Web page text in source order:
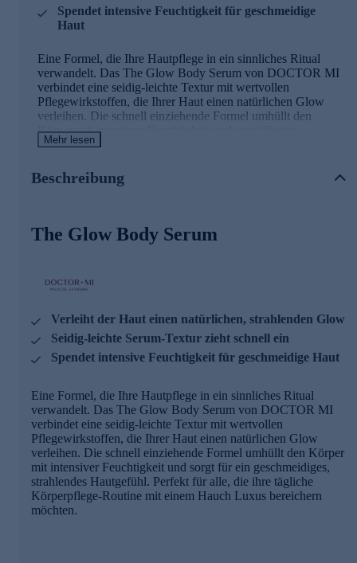
Spendet intensive Feuchtigkeit für geschmeidige
Haut
Eine Formel, die Ihre Hautpflege in ein sinnliches Ritual
verwandelt. Das The Glow Body Serum von DOCTOR MI
verbindet eine seidig-leichte Textur mit wertvollen
Pflegewirkstoffen, die Ihrer Haut einen natürlichen Glow
verleihen. Die schnell einziehende Formel umhüllt den
Körper mit intensiver Feuchtigkeit und sorgt für ein
geschmeidiges, strahlendes Hautgefühl. Perfekt für alle, die
bereichern möchten.
Mehr lesen
Beschreibung
The Glow Body Serum
Verleiht der Haut einen natürlichen, strahlenden Glow
Seidig-leichte Serum-Textur zieht schnell ein
Spendet intensive Feuchtigkeit für geschmeidige Haut
Eine Formel, die Ihre Hautpflege in ein sinnliches Ritual
verwandelt. Das The Glow Body Serum von DOCTOR MI
verbindet eine seidig-leichte Textur mit wertvollen
Pflegewirkstoffen, die Ihrer Haut einen natürlichen Glow
verleihen. Die schnell einziehende Formel umhüllt den Körper
mit intensiver Feuchtigkeit und sorgt für ein geschmeidiges,
strahlendes Hautgefühl. Perfekt für alle, die ihre tägliche
Körperpflege-Routine mit einem Hauch Luxus bereichern
möchten.